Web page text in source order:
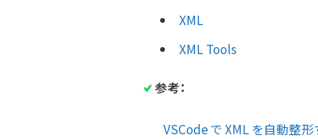
XML
XML Tools
参考：
VSCode で XML を自動整形